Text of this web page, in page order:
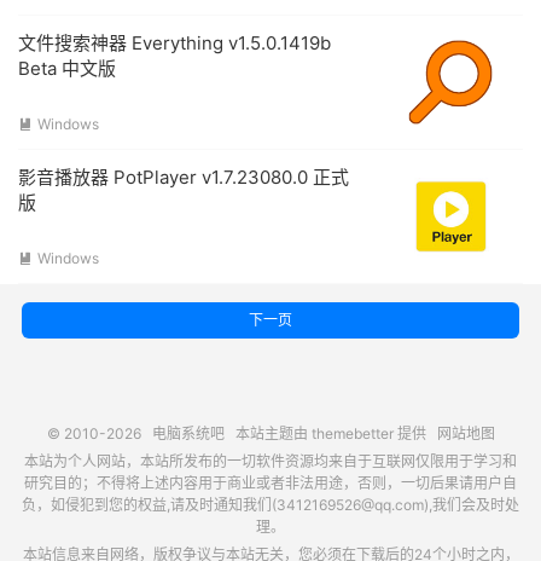
文件搜索神器 Everything v1.5.0.1419b
Beta 中文版
 Windows
影音播放器 PotPlayer v1.7.23080.0 正式
版
 Windows
下一页
© 2010-2026 电脑系统吧本站主题由 themebetter提供
网站地图
本站为个人网站，本站所发布的一切软件资源均来自于互联网仅限用于学习和
研究目的；不得将上述内容用于商业或者非法用途，否则，一切后果请用户自
负，如侵犯到您的权益,请及时通知我们(3412169526@qq.com),我们会及时处
理。
本站信息来自网络，版权争议与本站无关，您必须在下载后的24个小时之内，